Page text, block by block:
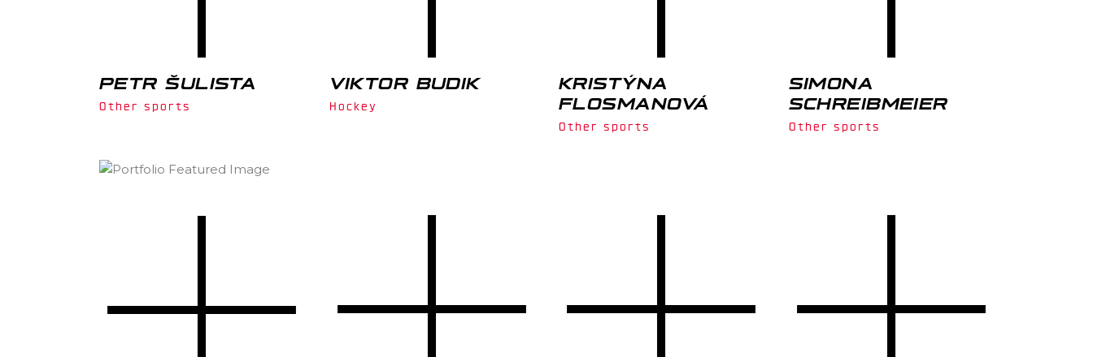
PETR ŠULISTA
Other sports
VIKTOR BUDIK
Hockey
KRISTÝNA
FLOSMANOVÁ
Other sports
SIMONA
SCHREIBMEIER
Other sports